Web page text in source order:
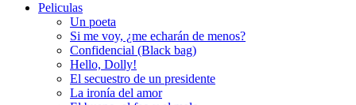
Peliculas
Un poeta
Si me voy, ¿me echarán de menos?
Confidencial (Black bag)
Hello, Dolly!
El secuestro de un presidente
La ironía del amor